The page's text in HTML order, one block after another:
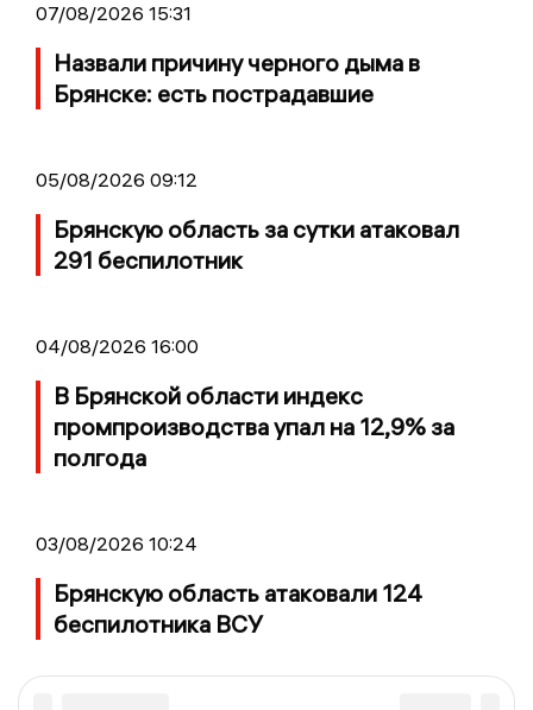
07/08/2026 15:31
Назвали причину черного дыма в
Брянске: есть пострадавшие
05/08/2026 09:12
Брянскую область за сутки атаковал
291 беспилотник
04/08/2026 16:00
В Брянской области индекс
промпроизводства упал на 12,9% за
полгода
03/08/2026 10:24
Брянскую область атаковали 124
беспилотника ВСУ